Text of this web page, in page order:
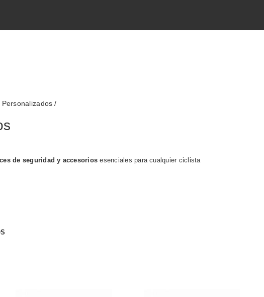
de seguridad y accesorios esenciales para cualquier ciclista